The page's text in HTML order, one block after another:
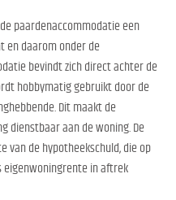
paardenaccommodatie een
en daarom onder de
bevindt zich direct achter de
hobbymatig gebruikt door de
Dit maakt de
dienstbaar aan de woning. De
van de hypotheekschuld, die op
eigenwoningrente in aftrek